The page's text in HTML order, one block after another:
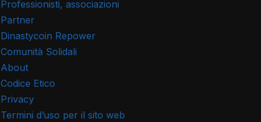
Professionisti, associazioni
Partner
Dinastycoin Repower
Comunità Solidali
About
Codice Etico
Privacy
Termini d’uso per il sito web